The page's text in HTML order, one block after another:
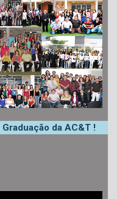
da AC&T !